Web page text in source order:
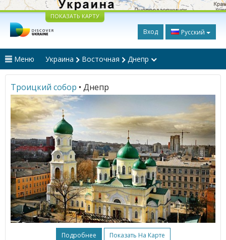
ПОКАЗАТЬ КАРТУ
Вход Русский
Меню Украина Восточная Днепр
Троицкий собор • Днепр
Подробнее Показать На Карте